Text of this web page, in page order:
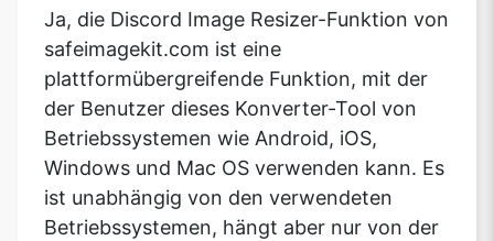
Ja, die Discord Image Resizer-Funktion von
safeimagekit.com ist eine
plattformübergreifende Funktion, mit der
der Benutzer dieses Konverter-Tool von
Betriebssystemen wie Android, iOS,
Windows und Mac OS verwenden kann. Es
ist unabhängig von den verwendeten
Betriebssystemen, hängt aber nur von der